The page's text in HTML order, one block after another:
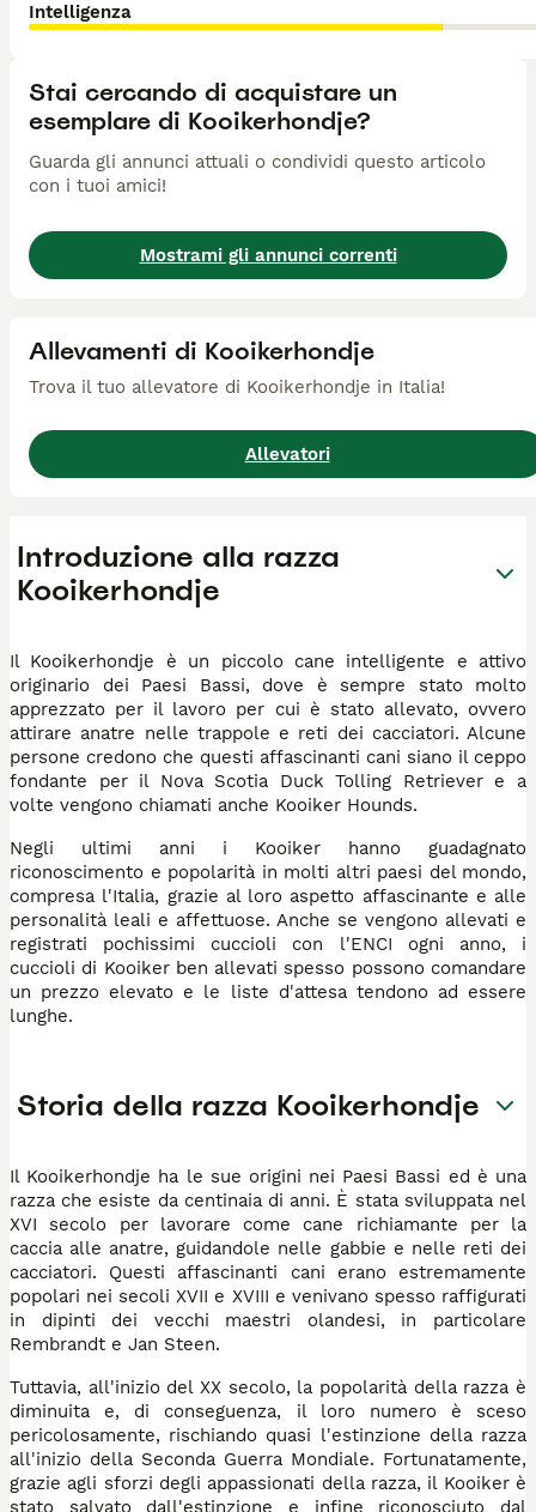
Intelligenza
Stai cercando di acquistare un
esemplare di Kooikerhondje?
Guarda gli annunci attuali o condividi questo articolo
con i tuoi amici!
Mostrami gli annunci correnti
Allevamenti di Kooikerhondje
Trova il tuo allevatore di Kooikerhondje in Italia!
Allevatori
Introduzione alla razza
Kooikerhondje
Il Kooikerhondje è un piccolo cane intelligente e attivo
originario dei Paesi Bassi, dove è sempre stato molto
apprezzato per il lavoro per cui è stato allevato, ovvero
attirare anatre nelle trappole e reti dei cacciatori. Alcune
persone credono che questi affascinanti cani siano il ceppo
fondante per il Nova Scotia Duck Tolling Retriever e a
volte vengono chiamati anche Kooiker Hounds.
Negli ultimi anni i Kooiker hanno guadagnato
riconoscimento e popolarità in molti altri paesi del mondo,
compresa l'Italia, grazie al loro aspetto affascinante e alle
personalità leali e affettuose. Anche se vengono allevati e
registrati pochissimi cuccioli con l'ENCI ogni anno, i
cuccioli di Kooiker ben allevati spesso possono comandare
un prezzo elevato e le liste d'attesa tendono ad essere
lunghe.
Storia della razza Kooikerhondje
Il Kooikerhondje ha le sue origini nei Paesi Bassi ed è una
razza che esiste da centinaia di anni. È stata sviluppata nel
XVI secolo per lavorare come cane richiamante per la
caccia alle anatre, guidandole nelle gabbie e nelle reti dei
cacciatori. Questi affascinanti cani erano estremamente
popolari nei secoli XVII e XVIII e venivano spesso raffigurati
in dipinti dei vecchi maestri olandesi, in particolare
Rembrandt e Jan Steen.
Tuttavia, all'inizio del XX secolo, la popolarità della razza è
diminuita e, di conseguenza, il loro numero è sceso
pericolosamente, rischiando quasi l'estinzione della razza
all'inizio della Seconda Guerra Mondiale. Fortunatamente,
grazie agli sforzi degli appassionati della razza, il Kooiker è
stato salvato dall'estinzione e infine riconosciuto dal